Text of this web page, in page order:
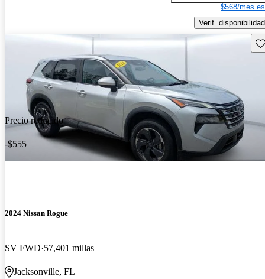
$568/mes
Verif. disponibilidad
Precio reducido
-$555
2024 Nissan Rogue
SV FWD 57,401 millas
Jacksonville, FL